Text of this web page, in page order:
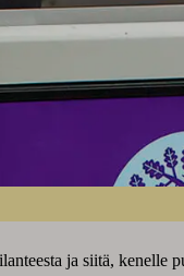
ja siitä, kenelle